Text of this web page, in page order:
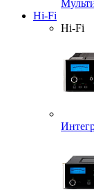
Hi-Fi
Hi-Fi